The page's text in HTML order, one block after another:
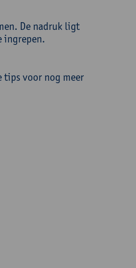
De nadruk ligt
ingrepen.
tips voor nog meer